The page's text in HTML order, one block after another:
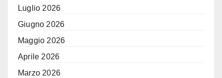
Luglio 2026
Giugno 2026
Maggio 2026
Aprile 2026
Marzo 2026